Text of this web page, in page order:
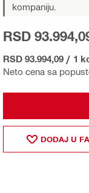
kompaniju.
Neto cena sa
RSD
RSD 93.994,09 / 1
DODAJ U